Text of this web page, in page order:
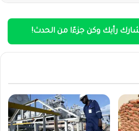
رأيك وكن جزءًا من الحدث!